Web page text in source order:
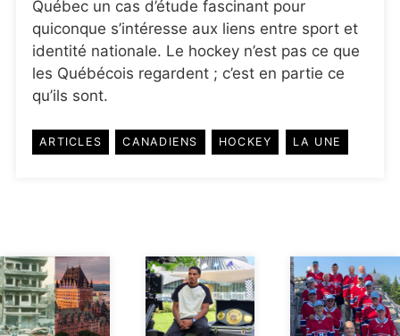
Québec un cas d’étude fascinant pour
quiconque s’intéresse aux liens entre sport et
identité nationale. Le hockey n’est pas ce que
les Québécois regardent ; c’est en partie ce
qu’ils sont.
ARTICLES CANADIENS HOCKEY LA UNE